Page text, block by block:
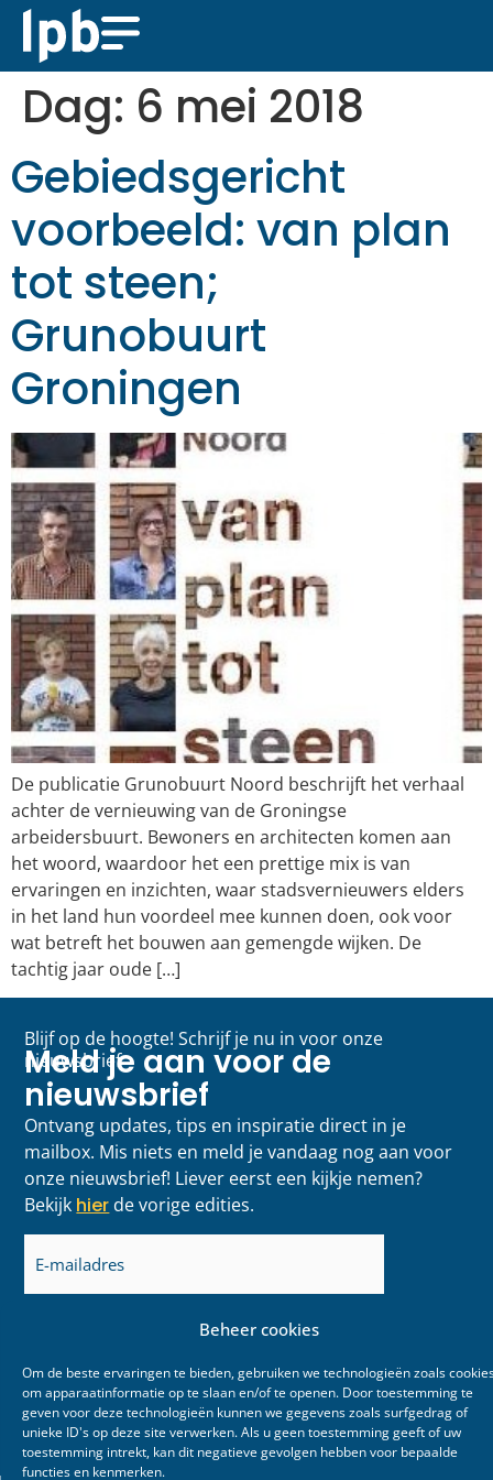
Beheer cookies
Om de beste ervaringen te bieden, gebruiken we technologieën zoals
om apparaatinformatie op te slaan en/of te openen. Door toestemming te
geven voor deze technologieën kunnen we gegevens zoals surfgedrag of
unieke ID's op deze site verwerken. Als u geen toestemming geeft of uw
toestemming intrekt, kan dit negatieve gevolgen hebben voor bepaalde
functies en kenmerken.
Dag: 6 mei 2018
Gebiedsgericht
voorbeeld: van plan
tot steen;
Grunobuurt
Groningen
De publicatie Grunobuurt Noord beschrijft het verhaal
achter de vernieuwing van de Groningse
arbeidersbuurt. Bewoners en architecten komen aan
het woord, waardoor het een prettige mix is van
ervaringen en inzichten, waar stadsvernieuwers elders
in het land hun voordeel mee kunnen doen, ook voor
wat betreft het bouwen aan gemengde wijken. De
tachtig jaar oude […]
Blijf op de hoogte! Schrijf je nu in voor onze
nieuwsbrief
Meld je aan voor de
nieuwsbrief
Ontvang updates, tips en inspiratie direct in je
mailbox. Mis niets en meld je vandaag nog aan voor
onze nieuwsbrief! Liever eerst een kijkje nemen?
Bekijk hier de vorige edities.
E-
mailadres
(Vereist)